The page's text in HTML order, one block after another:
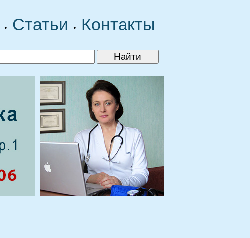
• Статьи • Контакты